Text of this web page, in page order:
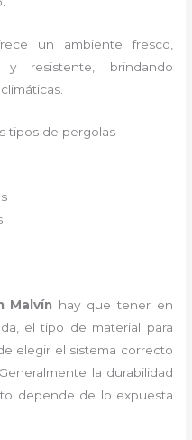
un ambiente fresco,
resistente, brindando
tipos de pergolas
Malvín hay que tener en
el tipo de material para
elegir el sistema correcto
la durabilidad
depende de lo expuesta